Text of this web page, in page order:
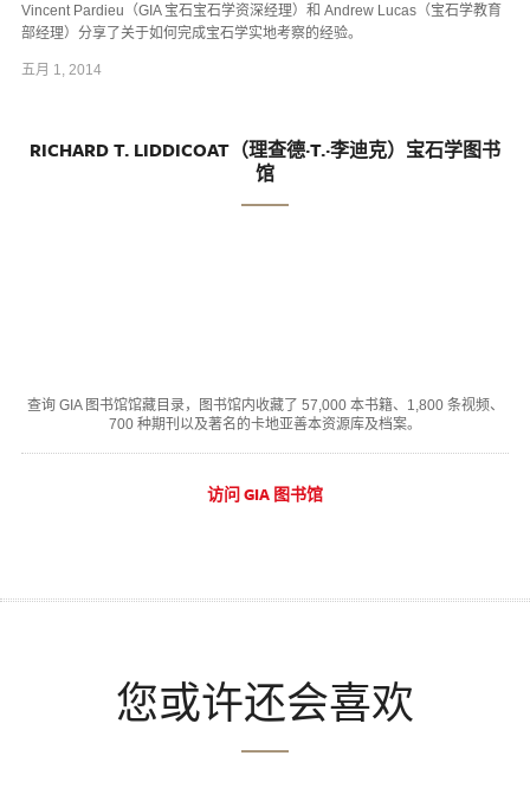
Vincent Pardieu（GIA 宝石宝石学资深经理）和 Andrew Lucas（宝石学教育
部经理）分享了关于如何完成宝石学实地考察的经验。
五月 1, 2014
RICHARD T. LIDDICOAT（理查德·T.·李迪克）宝石学图书
馆
查询 GIA 图书馆馆藏目录，图书馆内收藏了 57,000 本书籍、1,800 条视频、
700 种期刊以及著名的卡地亚善本资源库及档案。
访问 GIA 图书馆
您或许还会喜欢